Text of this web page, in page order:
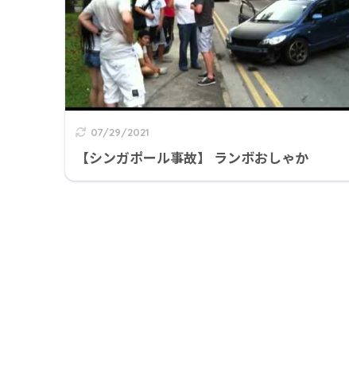
07/29/2021
【シンガポール事故】 ランボおしゃか